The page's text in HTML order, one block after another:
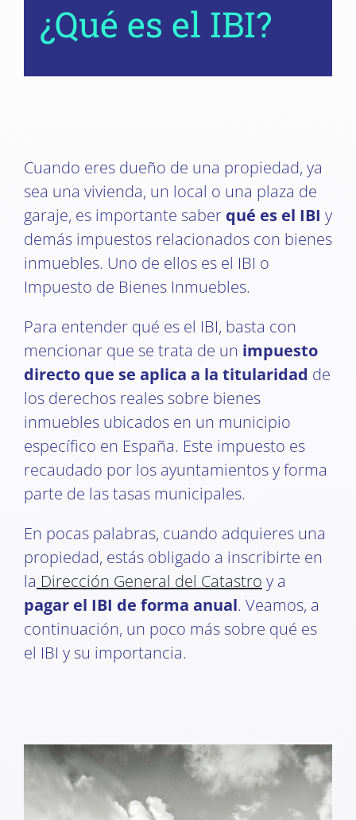
¿Qué es el IBI?
Cuando eres dueño de una propiedad, ya
sea una vivienda, un local o una plaza de
garaje, es importante saber qué es el IBI y
demás impuestos relacionados con bienes
inmuebles. Uno de ellos es el IBI o
Impuesto de Bienes Inmuebles.
Para entender qué es el IBI, basta con
mencionar que se trata de un impuesto
directo que se aplica a la titularidad de
los derechos reales sobre bienes
inmuebles ubicados en un municipio
específico en España. Este impuesto es
recaudado por los ayuntamientos y forma
parte de las tasas municipales.
En pocas palabras, cuando adquieres una
propiedad, estás obligado a inscribirte en
la Dirección General del Catastro y a
pagar el IBI de forma anual. Veamos, a
continuación, un poco más sobre qué es
el IBI y su importancia.